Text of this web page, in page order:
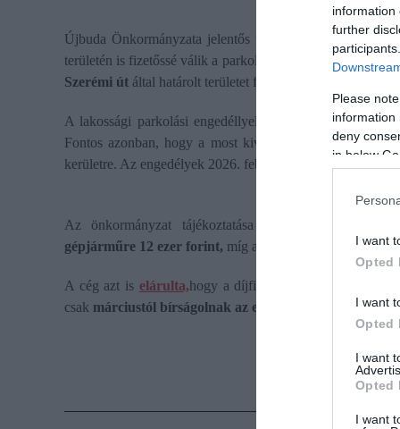
information
further
Please
information
deny
in below
I want
Opted
I want
Opted
I want
Opted
I want
Újbuda Önkormányzata jelentős változást vezet be a
területén is fizetőssé válik a parkolás. Az új várakozási
Szerémi út által határolt területet foglalja magában.
A lakossági parkolási engedéllyel rendelkezők számára
Fontos azonban, hogy a most kiváltandó engedélyek
kerületre. Az engedélyek 2026. február 1. és 2027.
Az önkormányzat tájékoztatása szerint a lakossági
gépjárműre 12 ezer forint, míg a második járműre már
A cég azt is elárulta,hogy a díjfizető zóna elindulását
csak márciustól bírságolnak az ellenőrök.